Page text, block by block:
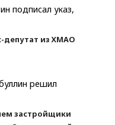
подписал указ,
депутат из ХМАО
решил
застройщики